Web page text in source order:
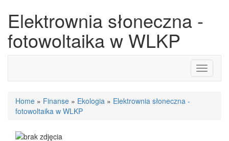
Elektrownia słoneczna -
fotowoltaika w WLKP
Toggle
Home » Finanse » Ekologia » Elektrownia słoneczna -
fotowoltaika w WLKP